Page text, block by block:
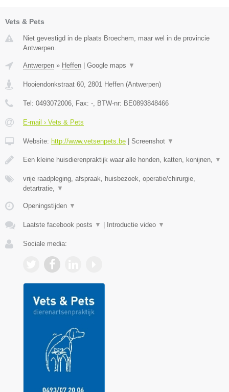
Vets & Pets
Niet gevestigd in de plaats Broechem, maar wel in de provincie
Antwerpen.
Antwerpen » Heffen | Google maps ▼
Hooiendonkstraat 60 2801 Heffen (Antwerpen)
Tel: 0493072006 , Fax: - , BTW-nr: BE0893848466
E-mail › Vets & Pets
Website: http://www.vetsenpets.be | Screenshot ▼
Een kleine huisdierenpraktijk waar alle honden, katten, konijnen, ▼
vrije raadpleging, afspraak, huisbezoek, operatie/chirurgie,
detartratie,
▼
Openingstijden ▼
Laatste facebook posts ▼ | Introductie video ▼
Sociale media: